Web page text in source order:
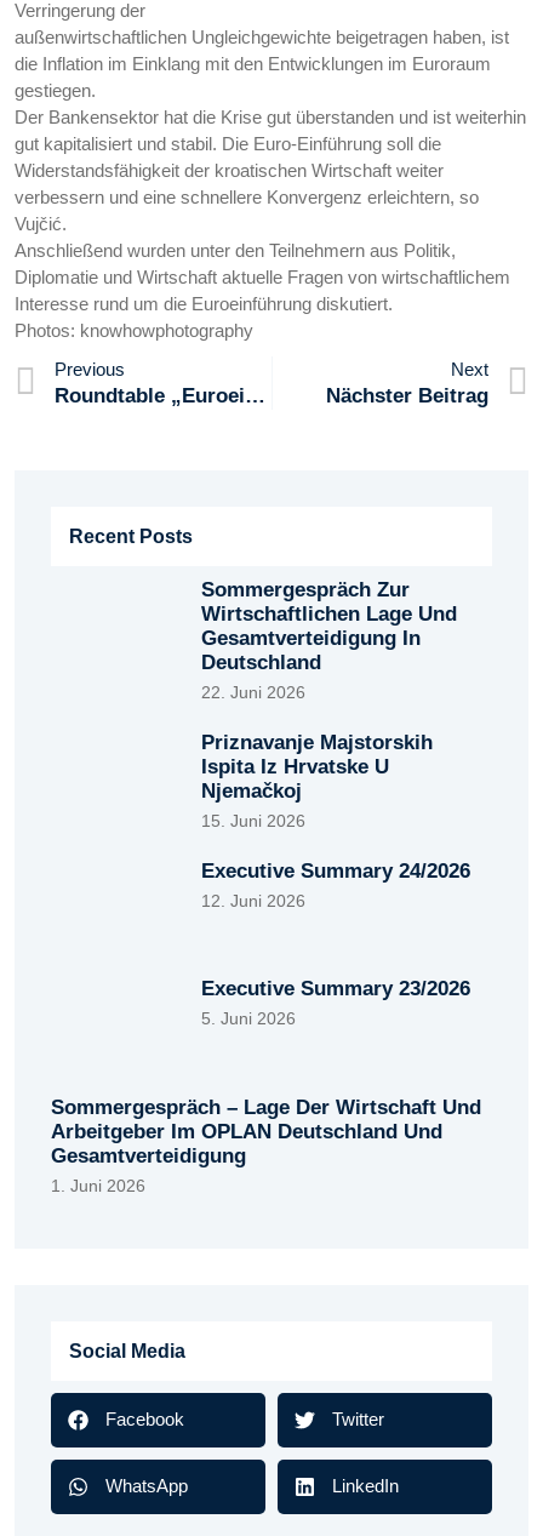
Verringerung der
außenwirtschaftlichen Ungleichgewichte beigetragen haben, ist
die Inflation im Einklang mit den Entwicklungen im Euroraum
gestiegen.
Der Bankensektor hat die Krise gut überstanden und ist weiterhin
gut kapitalisiert und stabil. Die Euro-Einführung soll die
Widerstandsfähigkeit der kroatischen Wirtschaft weiter
verbessern und eine schnellere Konvergenz erleichtern, so
Vujčić.
Anschließend wurden unter den Teilnehmern aus Politik,
Diplomatie und Wirtschaft aktuelle Fragen von wirtschaftlichem
Interesse rund um die Euroeinführung diskutiert.
Photos: knowhowphotography
Previous
Roundtable „Euroeinführung In Kroatien“
Next
Nächster Beitrag
Recent Posts
Sommergespräch Zur
Wirtschaftlichen Lage Und
Gesamtverteidigung In
Deutschland
22. Juni 2026
Priznavanje Majstorskih
Ispita Iz Hrvatske U
Njemačkoj
15. Juni 2026
Executive Summary 24/2026
12. Juni 2026
Executive Summary 23/2026
5. Juni 2026
Sommergespräch – Lage Der Wirtschaft Und
Arbeitgeber Im OPLAN Deutschland Und
Gesamtverteidigung
1. Juni 2026
Social Media
Facebook Twitter
WhatsApp LinkedIn